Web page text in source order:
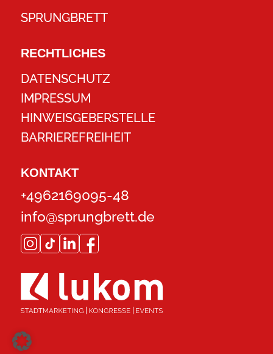
SPRUNGBRETT
RECHTLICHES
DATENSCHUTZ
IMPRESSUM
HINWEISGEBERSTELLE
BARRIEREFREIHEIT
KONTAKT
+4962169095-48
info@sprungbrett.de